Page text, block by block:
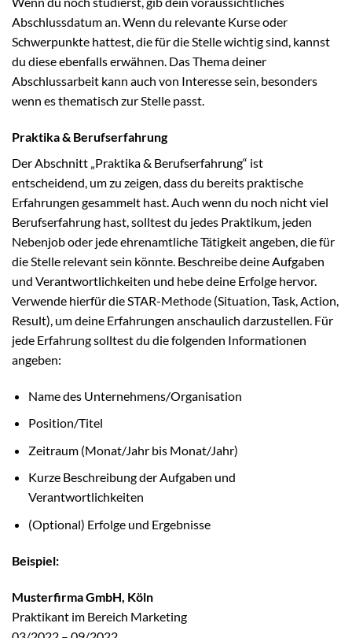
Abschlussdatum an. Wenn du relevante Kurse oder
Schwerpunkte hattest, die für die Stelle wichtig sind, kannst
du diese ebenfalls erwähnen. Das Thema deiner
Abschlussarbeit kann auch von Interesse sein, besonders
wenn es thematisch zur Stelle passt.
Praktika & Berufserfahrung
Der Abschnitt „Praktika & Berufserfahrung“ ist
entscheidend, um zu zeigen, dass du bereits praktische
Erfahrungen gesammelt hast. Auch wenn du noch nicht viel
Berufserfahrung hast, solltest du jedes Praktikum, jeden
Nebenjob oder jede ehrenamtliche Tätigkeit angeben, die für
die Stelle relevant sein könnte. Beschreibe deine Aufgaben
und Verantwortlichkeiten und hebe deine Erfolge hervor.
Verwende hierfür die STAR-Methode (Situation, Task, Action,
Result), um deine Erfahrungen anschaulich darzustellen. Für
jede Erfahrung solltest du die folgenden Informationen
angeben:
Name des Unternehmens/Organisation
Position/Titel
Zeitraum (Monat/Jahr bis Monat/Jahr)
Kurze Beschreibung der Aufgaben und
Verantwortlichkeiten
(Optional) Erfolge und Ergebnisse
Beispiel:
Musterfirma GmbH, Köln
Praktikant im Bereich Marketing